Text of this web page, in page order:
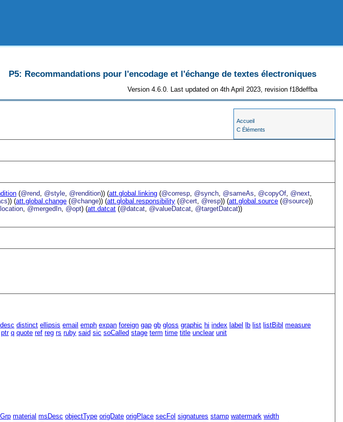
P5: Recommandations pour l'encodage et l'échange de textes électroniques
Version 4.6.0. Last updated on 4th April 2023, revision f18deffba
Accueil
C Éléments
(@rend @style @rendition)) (att.global.linking (@corresp @synch @sameAs @copyOf @next
)) (att.global.change (@change)) (att.global.responsibility (@cert @resp)) (att.global.source (@source))
@mergedIn @opt) (att.datcat (@datcat @valueDatcat @targetDatcat))
desc distinct ellipsis email emph expan foreign gap gb gloss graphic hi index label lb list listBibl measure
ptr q quote ref reg rs ruby said sic soCalled stage term time title unclear unit
material msDesc objectType origDate origPlace secFol signatures stamp watermark width